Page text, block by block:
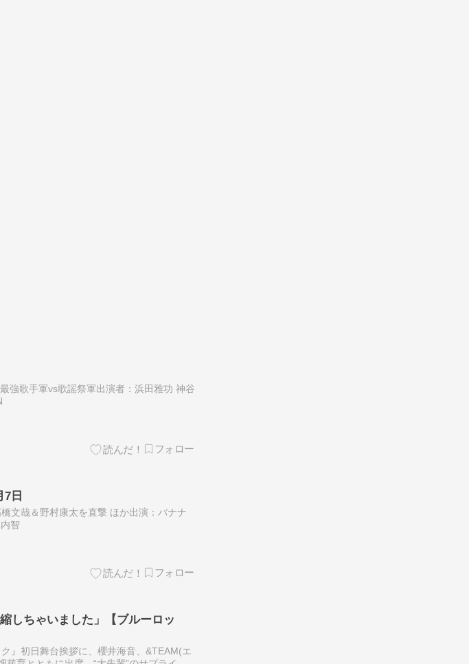
強歌手軍vs歌謡祭軍出演者：浜田雅功 神谷
7日
文哉＆野村康太を直撃 ほか出演：バナナ
智
しちゃいました」【ブルーロッ
』初日舞台挨拶に、櫻井海音、&TEAM(エ